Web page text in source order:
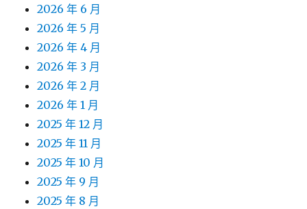
2026 年 6 月
2026 年 5 月
2026 年 4 月
2026 年 3 月
2026 年 2 月
2026 年 1 月
2025 年 12 月
2025 年 11 月
2025 年 10 月
2025 年 9 月
2025 年 8 月